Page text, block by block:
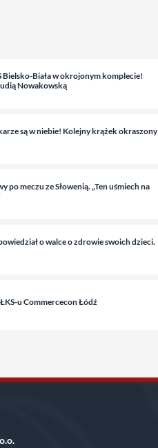
Bielsko-Biała w okrojonym komplecie!
Nowakowską
są w niebie! Kolejny krążek okraszony
po meczu ze Słowenią. „Ten uśmiech na
o walce o zdrowie swoich dzieci.
u Commercecon Łódź